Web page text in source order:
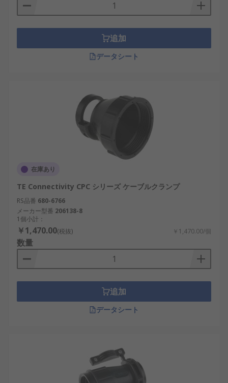
：アルミニウムやアルミ合金を採
ねじ固定型：堅牢な取り付けが可能で、振動
や衝撃がある現場で使用されます。
丸型コネクタバックシェルを使用することで、電気
的・機械的安定性が向上し、長期間の信頼性を確保
できます。国内の工業分野や再生可能エネルギー市
場でも、高い需要を持つ部品のひとつです。
高い保護性能
な環境でも安定動作を実現。例：風力発電制
御ユニット、屋外監視カメラ。
電磁シールド効果
信精度を維持。例：AIサーバー、半導体検査
装置。
ケーブルの応力軽減：ストレインリリーフ構
造により、ケーブルの断線を防止。例：自動
：耐久性の高い素材を使用
し、交換頻度を減らすことでコスパを向上。
プを使うことで配線効率を高め、メンテナン
ス性を向上。例：制御盤内部、IoTセンサーノ
追加
データシート
在庫あり
TE Connectivity CPC シリーズ ケーブルクランプ
RS品番 680-6766
メーカー型番 206138-8
1個小計：
￥1,470.00(税抜) ￥1,470.00/個
数量
追加
データシート